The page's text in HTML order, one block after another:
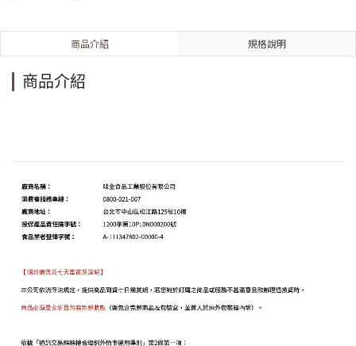
商品介紹 規格說明
商品介紹